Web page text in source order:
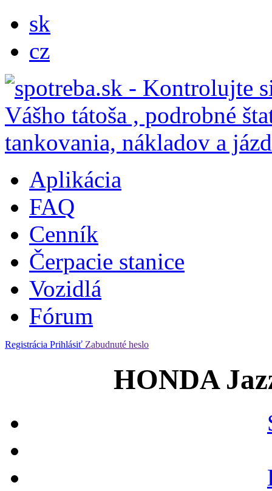
sk
cz
Aplikácia
FAQ
Cenník
Čerpacie stanice
Vozidlá
Fórum
Registrácia Prihlásiť Zabudnuté heslo
HONDA